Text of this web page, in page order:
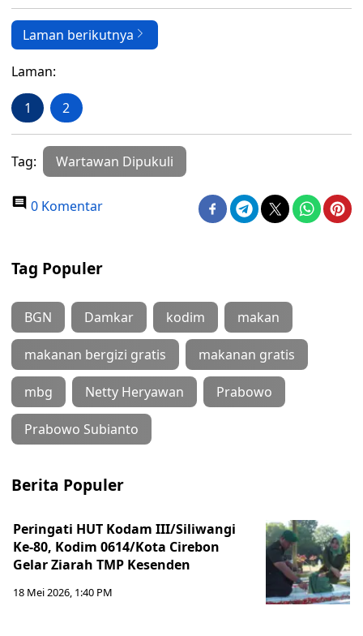
Laman berikutnya
Laman:
1 2
Tag: Wartawan Dipukuli
0 Komentar
Tag Populer
BGN Damkar kodim makan
makanan bergizi gratis makanan gratis
mbg Netty Heryawan Prabowo
Prabowo Subianto
Berita Populer
Peringati HUT Kodam III/Siliwangi
Ke-80, Kodim 0614/Kota Cirebon
Gelar Ziarah TMP Kesenden
18 Mei 2026, 1:40 PM